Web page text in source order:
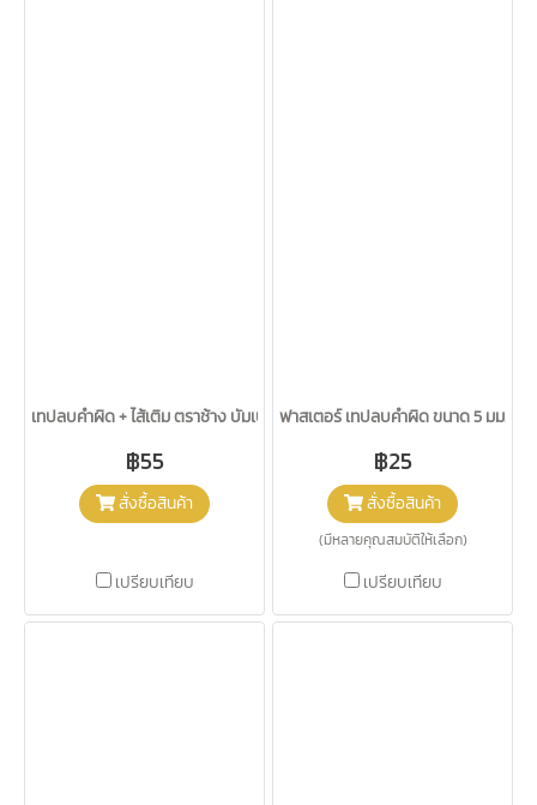
เทปลบคำผิด + ไส้เติม ตราช้าง บัมเปอร์
฿55
สั่งซื้อสินค้า
เปรียบเทียบ
ฟาสเตอร์ เทปลบคำผิด ขนาด 5 มม. x 4
฿25
สั่งซื้อสินค้า
(มีหลายคุณสมบัติให้เลือก)
เปรียบเทียบ